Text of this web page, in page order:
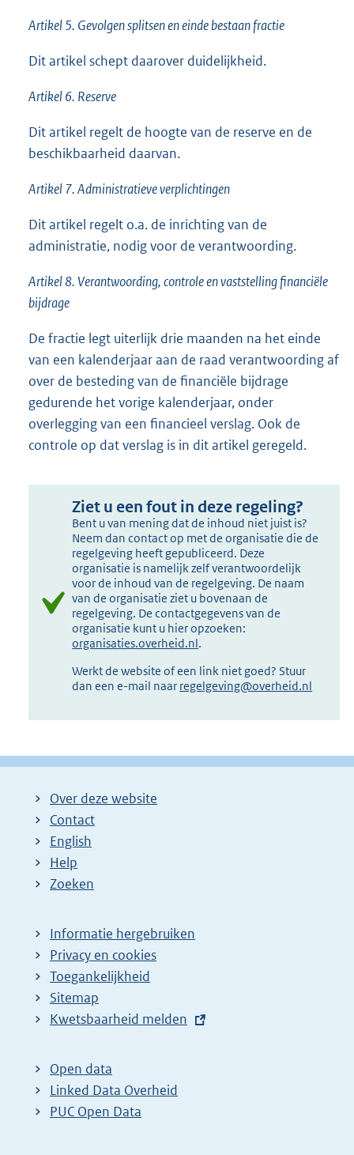
Artikel 5. Gevolgen splitsen en einde bestaan fractie
Dit artikel schept daarover duidelijkheid.
Artikel 6. Reserve
Dit artikel regelt de hoogte van de reserve en de
beschikbaarheid daarvan.
Artikel 7. Administratieve verplichtingen
Dit artikel regelt o.a. de inrichting van de
administratie, nodig voor de verantwoording.
Artikel 8. Verantwoording, controle en vaststelling financiële
bijdrage
De fractie legt uiterlijk drie maanden na het einde
van een kalenderjaar aan de raad verantwoording af
over de besteding van de financiële bijdrage
gedurende het vorige kalenderjaar, onder
overlegging van een financieel verslag. Ook de
controle op dat verslag is in dit artikel geregeld.
Ziet u een fout in deze regeling?
Bent u van mening dat de inhoud niet juist is?
Neem dan contact op met de organisatie die de
regelgeving heeft gepubliceerd. Deze
organisatie is namelijk zelf verantwoordelijk
voor de inhoud van de regelgeving. De naam
van de organisatie ziet u bovenaan de
regelgeving. De contactgegevens van de
organisatie kunt u hier opzoeken:
organisaties.overheid.nl.
Werkt de website of een link niet goed? Stuur
dan een e-mail naar regelgeving@overheid.nl
Over deze website
Contact
English
Help
Zoeken
Informatie hergebruiken
Privacy en cookies
Toegankelijkheid
Sitemap
E
t
e
r
Kwetsbaarheid melden
Open data
Linked Data Overheid
PUC Open Data